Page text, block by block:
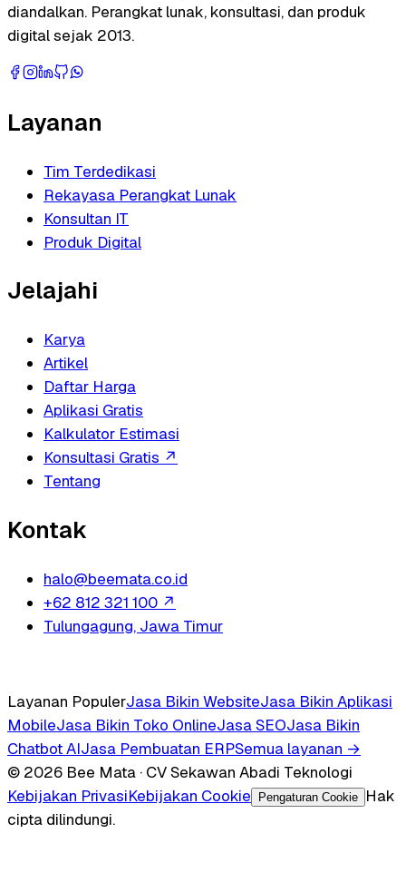
diandalkan. Perangkat lunak, konsultasi, dan produk
digital sejak 2013.
Layanan
Tim Terdedikasi
Rekayasa Perangkat Lunak
Konsultan IT
Produk Digital
Jelajahi
Karya
Artikel
Daftar Harga
Aplikasi Gratis
Kalkulator Estimasi
Konsultasi Gratis ↗
Tentang
Kontak
halo@beemata.co.id
+62 812 321 100 ↗
Tulungagung, Jawa Timur
Layanan PopulerJasa Bikin WebsiteJasa Bikin Aplikasi
MobileJasa Bikin Toko OnlineJasa SEOJasa Bikin
Chatbot AIJasa Pembuatan ERPSemua layanan →
© 2026 Bee Mata · CV Sekawan Abadi Teknologi
Kebijakan PrivasiKebijakan Cookie Pengaturan Cookie
Hak
cipta dilindungi.